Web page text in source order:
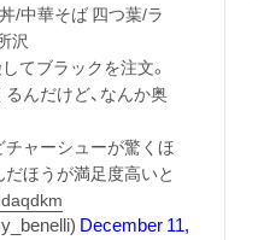
/中華そば 四つ葉/ラ
沢
てブラックを注文。
んだけど、なんか奥
ャーシューが驚くほ
ほうが満足度高いと
December 11,